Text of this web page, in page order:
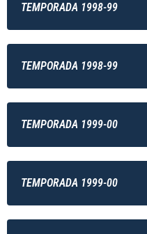
TEMPORADA 1998-99
TEMPORADA 1998-99
TEMPORADA 1999-00
TEMPORADA 1999-00